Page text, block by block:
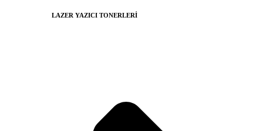
LAZER YAZICI TONERLERİ